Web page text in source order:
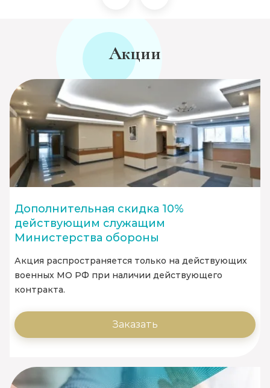
Акции
Дополнительная скидка 10%
действующим служащим
Министерства обороны
Акция распространяется только на действующих
военных МО РФ при наличии действующего
контракта.
Заказать